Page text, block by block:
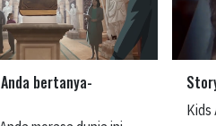
bertanya-
Kids